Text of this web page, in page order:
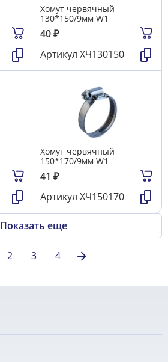
Хомут червячный
130*150/9мм W1
40₽
Артикул ХЧ130150
Хомут червячный
150*170/9мм W1
41 ₽
Артикул ХЧ150170
Показать еще
2 3 4